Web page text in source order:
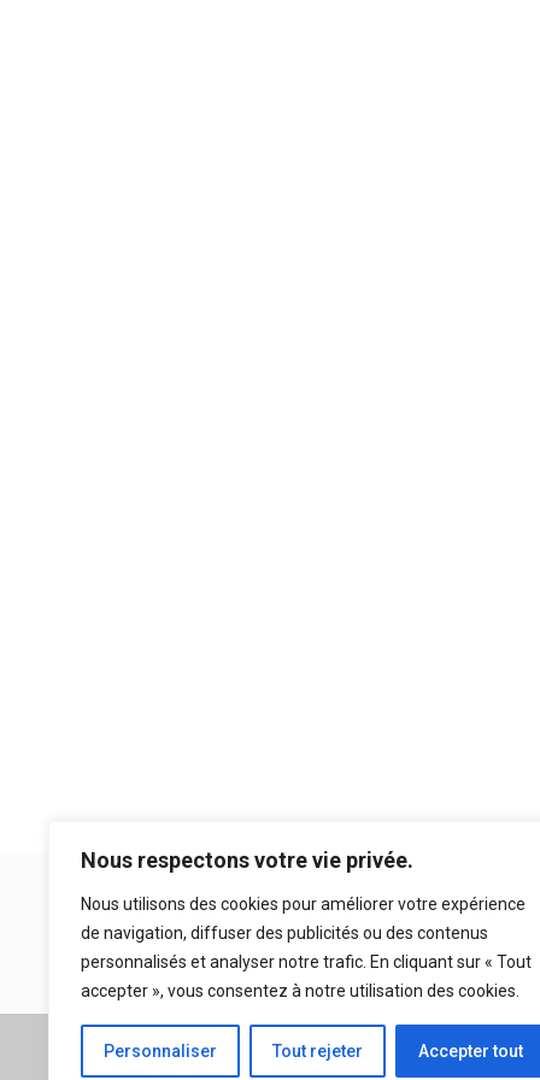
Nous respectons votre vie privée.
Nous utilisons des cookies pour améliorer votre expérience
de navigation, diffuser des publicités ou des contenus
personnalisés et analyser notre trafic. En cliquant sur « Tout
accepter », vous consentez à notre utilisation des cookies.
Personnaliser Tout rejeter Accepter tout
A propos Mentions légales